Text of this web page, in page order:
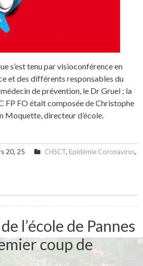
s’est tenu par visioconférence en
et des différents responsables du
de prévention, le Dr Gruel ; la
FP FO était composée de Christophe
Moquette, directeur d’école.
20, 25 CHSCT, Epidémie Coronavirus,
l’école de Pannes
coup de